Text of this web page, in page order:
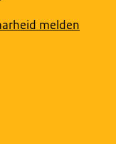
melden